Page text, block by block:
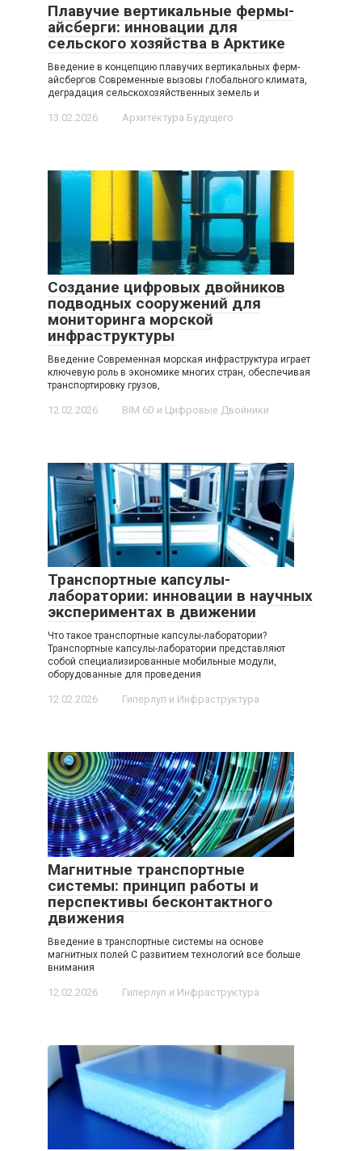
Плавучие вертикальные фермы-
айсберги: инновации для
сельского хозяйства в Арктике
Введение в концепцию плавучих вертикальных ферм-
айсбергов Современные вызовы глобального климата,
деградация сельскохозяйственных земель и
13.02.2026 Архитектура Будущего
Создание цифровых двойников
подводных сооружений для
мониторинга морской
инфраструктуры
Введение Современная морская инфраструктура играет
ключевую роль в экономике многих стран, обеспечивая
транспортировку грузов,
12.02.2026 BIM 6D и Цифровые Двойники
Транспортные капсулы-
лаборатории: инновации в научных
экспериментах в движении
Что такое транспортные капсулы-лаборатории?
Транспортные капсулы-лаборатории представляют
собой специализированные мобильные модули,
оборудованные для проведения
12.02.2026 Гиперлуп и Инфраструктура
Магнитные транспортные
системы: принцип работы и
перспективы бесконтактного
движения
Введение в транспортные системы на основе
магнитных полей С развитием технологий все больше
внимания
12.02.2026 Гиперлуп и Инфраструктура